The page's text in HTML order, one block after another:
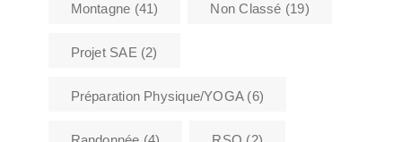
Montagne (41) Non Classé (19)
Projet SAE (2)
Préparation Physique/YOGA(6)